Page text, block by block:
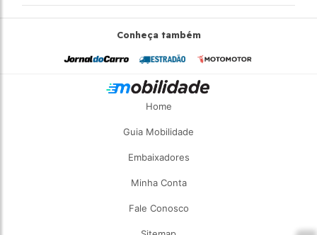
Conheça também
Home
Guia Mobilidade
Embaixadores
Minha Conta
Fale Conosco